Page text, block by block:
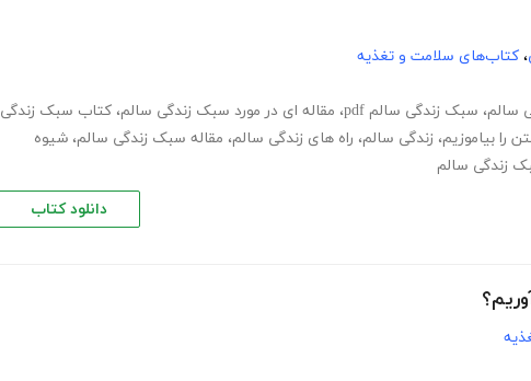
، کتاب‌های سلامت و تغذیه
سالم، سبک زندگی سالم pdf ، مقاله ای در مورد سبک زندگی سالم، کتاب سبک زندگی
را بیاموزیم، زندگی سالم، راه های زندگی سالم، مقاله سبک زندگی سالم، شیوه
زندگی سالم
دانلود کتاب